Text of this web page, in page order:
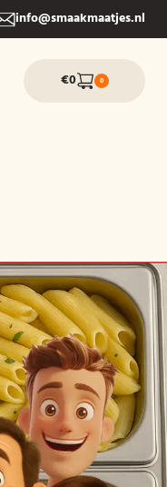
info@smaakmaatjes.nl
€0 0